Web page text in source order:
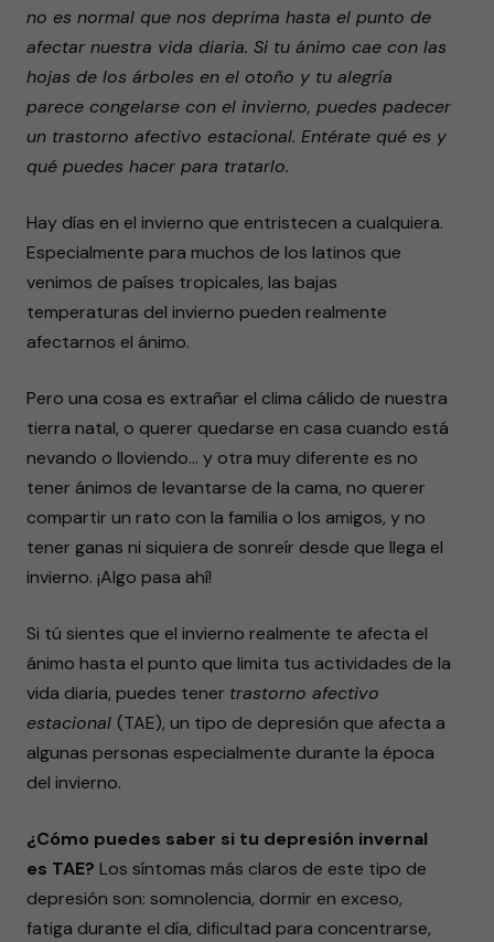
no es normal que nos deprima hasta el punto de
afectar nuestra vida diaria. Si tu ánimo cae con las
hojas de los árboles en el otoño y tu alegría
parece congelarse con el invierno, puedes padecer
un trastorno afectivo estacional. Entérate qué es y
qué puedes hacer para tratarlo.
Hay días en el invierno que entristecen a cualquiera.
Especialmente para muchos de los latinos que
venimos de países tropicales, las bajas
temperaturas del invierno pueden realmente
afectarnos el ánimo.
Pero una cosa es extrañar el clima cálido de nuestra
tierra natal, o querer quedarse en casa cuando está
nevando o lloviendo… y otra muy diferente es no
tener ánimos de levantarse de la cama, no querer
compartir un rato con la familia o los amigos, y no
tener ganas ni siquiera de sonreír desde que llega el
invierno. ¡Algo pasa ahí!
Si tú sientes que el invierno realmente te afecta el
ánimo hasta el punto que limita tus actividades de la
vida diaria, puedes tener trastorno afectivo
estacional (TAE), un tipo de depresión que afecta a
algunas personas especialmente durante la época
del invierno.
¿Cómo puedes saber si tu depresión invernal
es TAE? Los síntomas más claros de este tipo de
depresión son: somnolencia, dormir en exceso,
fatiga durante el día, dificultad para concentrarse,